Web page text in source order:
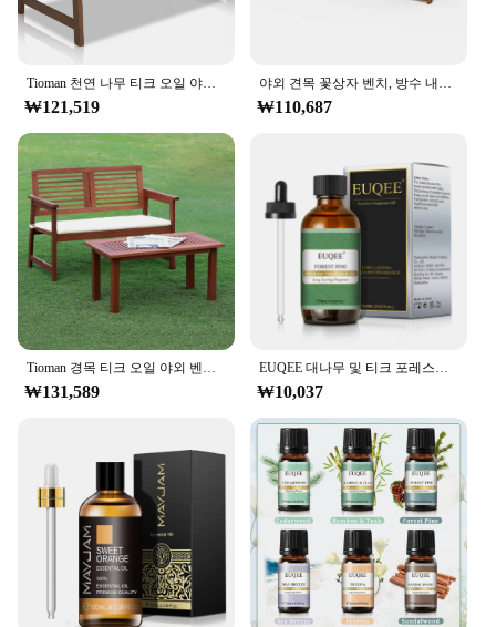
Features:
|티크오일|Wholesale|Vendors|
**Elegant Design and Versatile Use**
The Tik Oil Party Bench is a testament to modern
design and functionality. Its sleek, minimalist
aesthetic makes it a perfect addition to any outdoor
space, be it a patio, garden, or even a commercial
setting. The bench's design is not only visually
appealing but also robust, ensuring it can withstand
the elements without compromising on style. The
bench's versatility makes it suitable for a variety of
scenarios, from casual gatherings to formal events.
**Durable Construction and Weather Resistance**
Crafted from high-quality Tik Oil, this bench is
designed to withstand the test of time. The material
is known for its durability and resistance to weather
conditions, making it an excellent choice for
outdoor furniture. Whether you're hosting a party or
simply enjoying a quiet moment in your garden, the
bench's weather-resistant properties ensure it
remains a sturdy and comfortable seating option
throughout the year.
**Suitable for Everyone**
Available in various sizes, the Tik Oil Party Bench is
tailored to meet the needs of homeowners and
₩121,519 ₩110,687
₩131,589 ₩10,037